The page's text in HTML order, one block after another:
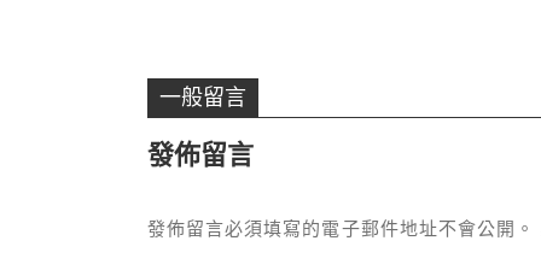
一般留言
發佈留言
發佈留言必須填寫的電子郵件地址不會公開。